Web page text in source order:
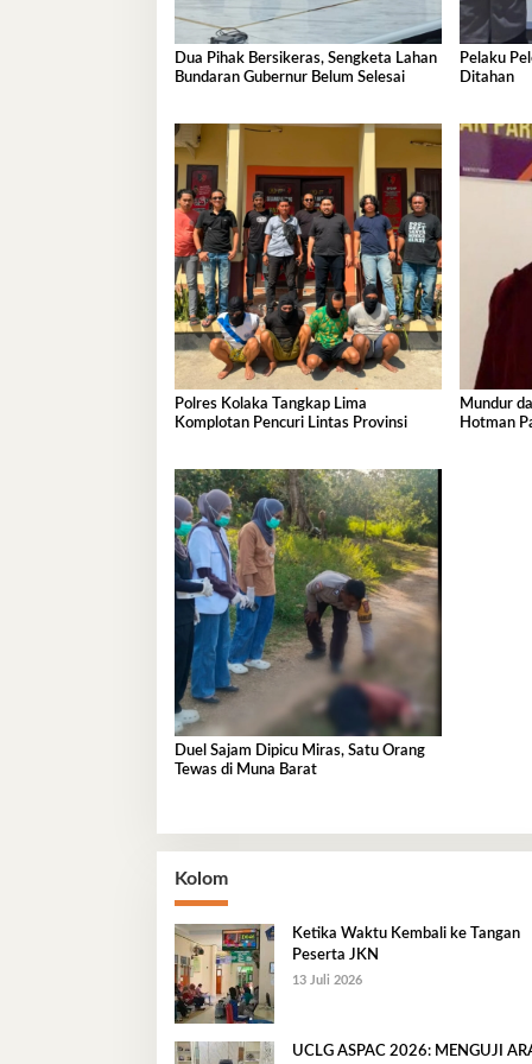
Dua Pihak Bersikeras, Sengketa Lahan
Bundaran Gubernur Belum Selesai
Pelaku
Ditahan
Polres Kolaka Tangkap Lima
Komplotan Pencuri Lintas Provinsi
Mundur
Hotman
Duel Sajam Dipicu Miras, Satu Orang
Tewas di Muna Barat
Kolom
Ketika Waktu Kembali ke Tangan
Peserta JKN
13 Juli 2026
UCLG ASPAC 2026: MENGUJI